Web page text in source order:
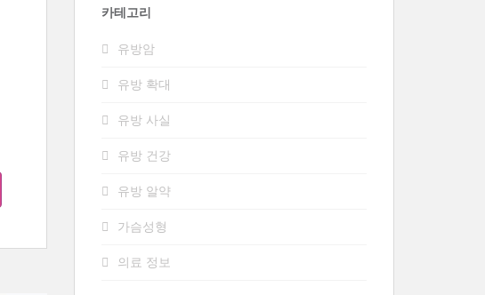
카테고리
유방암
유방 확대
유방 사실
유방 건강
유방 알약
가슴성형
의료 정보